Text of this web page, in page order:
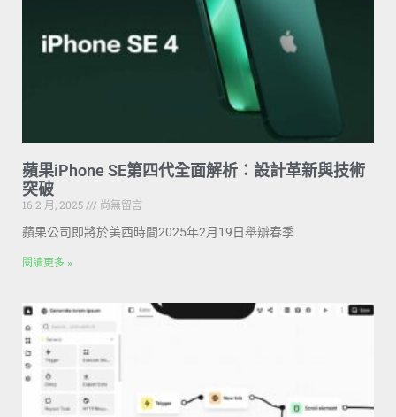
蘋果iPhone SE第四代全面解析：設計革新與技術
突破
16 2 月, 2025
尚無留言
蘋果公司即將於美西時間2025年2月19日舉辦春季
閱讀更多 »